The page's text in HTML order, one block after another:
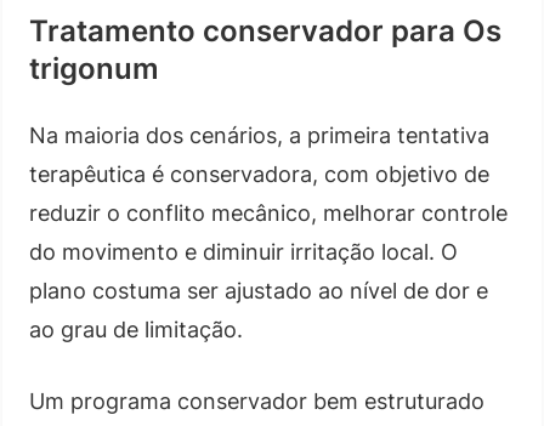
Tratamento conservador para Os
trigonum
Na maioria dos cenários, a primeira tentativa
terapêutica é conservadora, com objetivo de
reduzir o conflito mecânico, melhorar controle
do movimento e diminuir irritação local. O
plano costuma ser ajustado ao nível de dor e
ao grau de limitação.
Um programa conservador bem estruturado